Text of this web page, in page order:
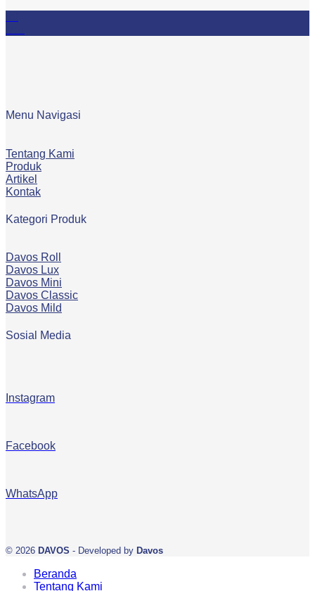
Menu Navigasi
Tentang Kami
Produk
Artikel
Kontak
Kategori Produk
Davos Roll
Davos Lux
Davos Mini
Davos Classic
Davos Mild
Sosial Media
Instagram
Facebook
WhatsApp
© 2026 DAVOS - Developed by Davos
Beranda
Tentang Kami